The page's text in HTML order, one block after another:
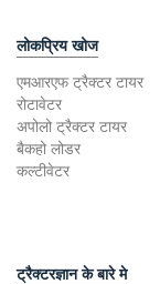
लोकप्रिय खोज
एमआरएफ ट्रैक्टर टायर
रोटावेटर
अपोलो ट्रैक्टर टायर
बैकहो लोडर
कल्टीवेटर
ट्रैक्टरज्ञान के बारे मे